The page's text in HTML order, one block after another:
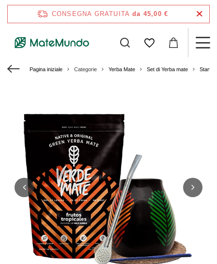
CONSEGNA GRATUITA da 45,00 €
Pagina iniziale Categorie Yerba Mate Set di Yerba mate Starter